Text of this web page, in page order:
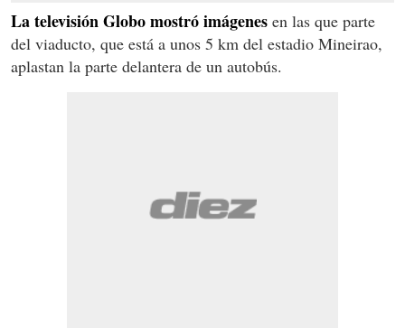
La televisión Globo mostró imágenes en las que parte
del viaducto, que está a unos 5 km del estadio Mineirao,
aplastan la parte delantera de un autobús.